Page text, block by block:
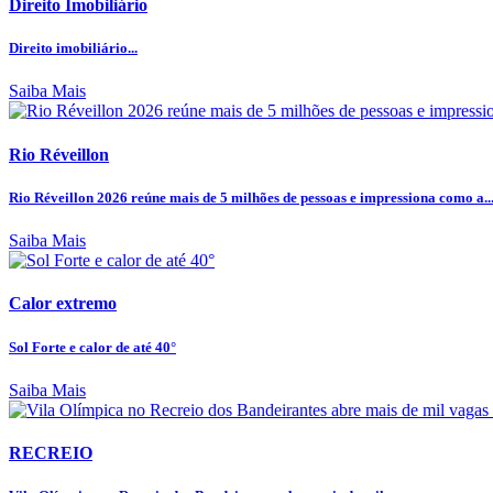
Direito Imobiliário
Direito imobiliário...
Saiba Mais
Rio Réveillon
Rio Réveillon 2026 reúne mais de 5 milhões de pessoas e impressiona como a...
Saiba Mais
Calor extremo
Sol Forte e calor de até 40°
Saiba Mais
RECREIO